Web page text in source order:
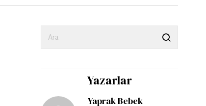
Yazarlar
Yaprak Bebek